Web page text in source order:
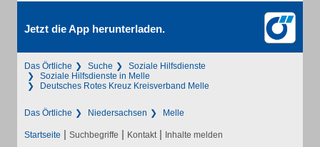
Jetzt die App herunterladen.
Das Örtliche Suche
Soziale Hilfsdienste
Soziale Hilfsdienste in Melle
Deutsches Rotes Kreuz Kreisverband Melle
Das Örtliche Niedersachsen Melle
Startseite | Suchbegriffe | Kontakt | Inhalte melden